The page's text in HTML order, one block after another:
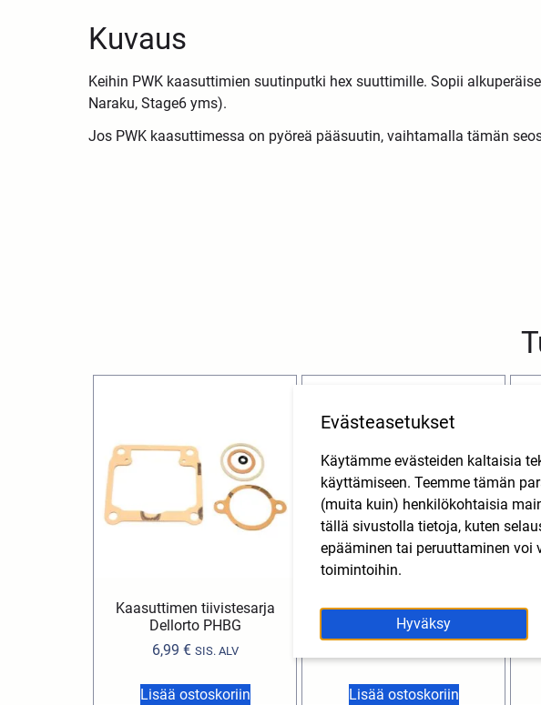
Kuvaus
Keihin PWK kaasuttimien suutinputki hex suuttimille. Sopii
Naraku, Stage6 yms).
Jos PWK kaasuttimessa on pyöreä pääsuutin, vaihtamalla tämän
Kaasuttimen tiivistesarja
Dellorto PHBG
6,99 € SIS. ALV
Lisää ostoskoriin
Italkit läppäsarja 0,30mm
Derbi, Aprilia, Gilera
Lisää ostoskoriin
Evästeasetukset
Käytämme evästeiden kaltaisia
käyttämiseen. Teemme tämän
(muita kuin) henkilökohtaisia
tällä sivustolla tietoja, kuten
epääminen tai peruuttaminen
toimintoihin.
Hyväksy